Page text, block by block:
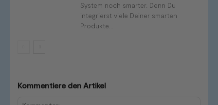
System noch smarter. Denn Du
integrierst viele Deiner smarten
Produkte...
Kommentiere den Artikel